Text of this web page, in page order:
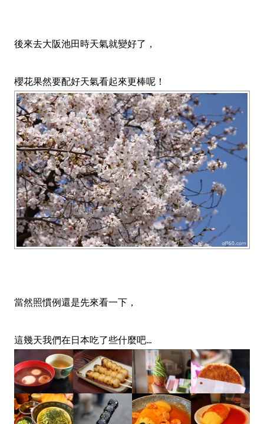
後來去大阪池田時天氣就變好了 ，
櫻花果然要配好天氣看起來更棒呢！
當然照慣例還是先來看一下 ，
這幾天我們在日本吃了些什麼吧...